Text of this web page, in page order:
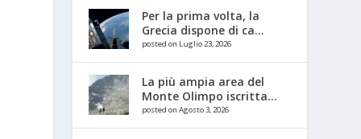
Per la prima volta, la
Grecia dispone di ca...
posted on Luglio 23, 2026
La più ampia area del
Monte Olimpo iscritta...
posted on Agosto 3, 2026